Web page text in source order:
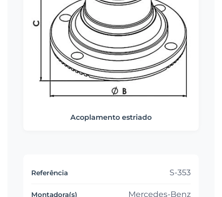
Acoplamento estriado
S-353
Mercedes-Benz